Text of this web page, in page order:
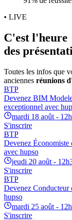
• LIVE
C'est l'heure
des
Toutes les infos que
anciennes réunions
BTP
Devenez BIM
exceptionnel avec
mardi 18 août -
S'inscrire
BTP
Devenez Économiste
avec hupso
jeudi 20 août -
S'inscrire
BTP
Devenez Conducteur
hupso
mardi 25 août -
S'inscrire